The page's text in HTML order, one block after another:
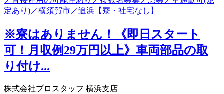
※寮はありません！《即日スタート
可！月収例29万円以上》車両部品の取
り付け...
株式会社プロスタッフ 横浜支店